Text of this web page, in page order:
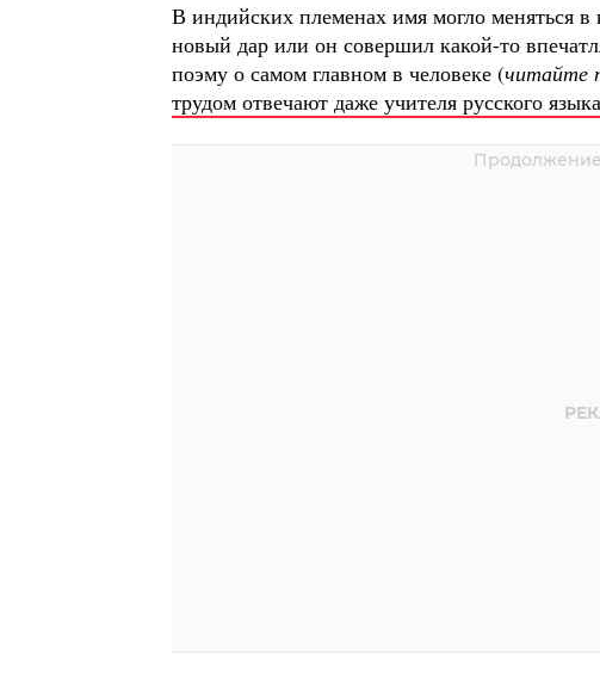
В индийских племенах имя могло меняться в
новый дар или он совершил какой-то
поэму о самом главном в человеке (читайте
трудом отвечают даже учителя русского